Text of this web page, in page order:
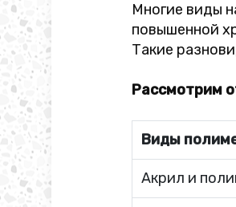
Многие виды
повышенной
Такие
Рассмотрим
Виды
Акрил и